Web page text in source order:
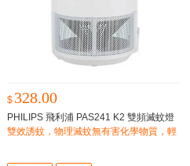
$ 328.00
PHILIPS 飛利浦 PAS241 K2 雙頻滅蚊燈
雙效誘蚊，物理滅蚊無有害化學物質，輕